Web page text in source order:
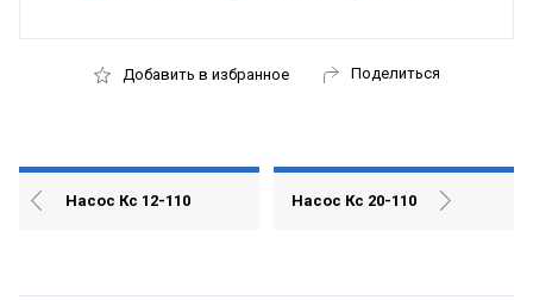
Добавить в избранное Поделиться
Насос Кс 12-110 Насос Кс 20-110